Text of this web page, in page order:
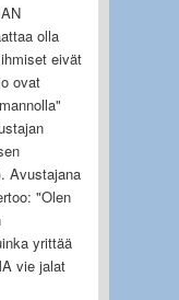
olla
eivät
ovat
Avustajana
"Olen
yrittää
vie jalat